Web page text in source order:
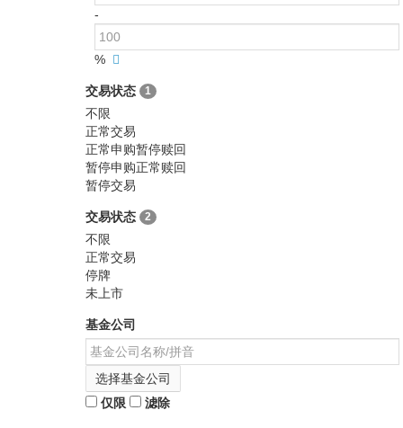
-
%
交易状态 1
不限
正常交易
正常申购暂停赎回
暂停申购正常赎回
暂停交易
交易状态 2
不限
正常交易
停牌
未上市
基金公司
选择基金公司
仅限
滤除